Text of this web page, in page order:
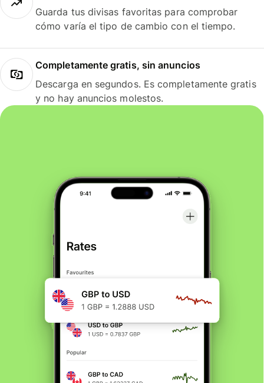
Guarda tus divisas favoritas para comprobar
cómo varía el tipo de cambio con el tiempo.
Completamente gratis, sin anuncios
Descarga en segundos. Es completamente gratis
y no hay anuncios molestos.